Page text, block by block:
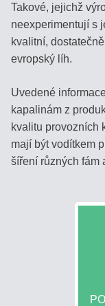
Takové, jejichž
neexperimentují s
kvalitní,
evropský líh.
Uvedené
kapalinám z
kvalitu provozních
mají být vodítkem
šíření různých fám